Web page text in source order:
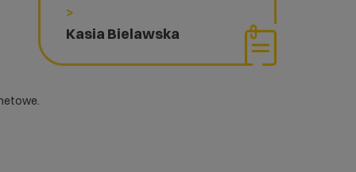
>
Kasia Bielawska